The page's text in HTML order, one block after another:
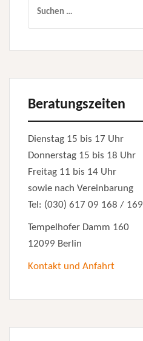
Beratungszeiten
Dienstag 15 bis 17 Uhr
Donnerstag 15 bis 18 Uhr
Freitag 11 bis 14 Uhr
sowie nach Vereinbarung
Tel: (030) 617 09 168 / 169
Tempelhofer Damm 160
12099 Berlin
Kontakt und Anfahrt